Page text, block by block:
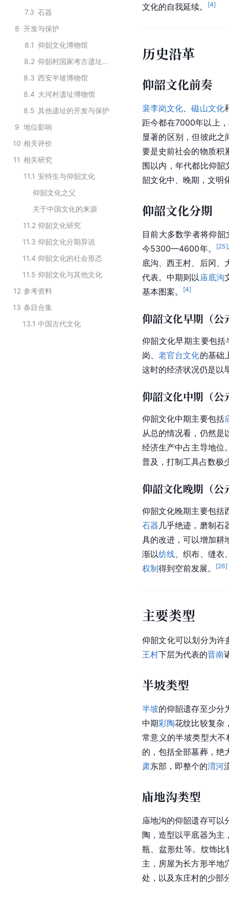
7.3 石器
8 开发与保护
8.1 仰韶文化博物馆
8.2
仰韶村国家考古遗址公园
8.3 西安半坡博物馆
8.4 大河村遗址博物馆
8.5 其他遗址的开发与保护
9 地位影响
10 相关评价
11 相关研究
11.1 安特生与仰韶文化
仰韶文化之父
关于中国文化的来源
11.2 仰韶文化研究
11.3 仰韶文化分期异说
11.4 仰韶文化的社会形态
11.5 仰韶文化与其他文化
12 参考资料
13 条目合集
13.1 中国古代文化
文化的自我延续。
[4]
历史沿革
仰韶文化前奏
裴李岗文化 、磁山文化
距今都在7000年以上
显著的区别，但彼此
要是史前社会的物质积
围以内，年代都比仰
韶文化中、晚期，文明
仰韶文化分期
目前大多数学者将仰
今5300—4600年。
[25]
底沟、西王村、后冈、
代表。中期则以 庙底沟
基本图案。
[4]
仰韶文化早期（
仰韶文化早期主要包
岗、老官台文化的基础
这时的经济状况仍是以
仰韶文化中期（
仰韶文化中期主要包括
从总的情况看，仍然是
经济生产中占主导地位
普及，打制工具占数极
仰韶文化晚期（
仰韶文化晚期主要包括
石器 几乎绝迹，磨制石
具的改进，可以增加耕
渐以纺线 、织布、缝
权制得到空前发展。 [26]
主要类型
仰韶文化可以划分为许
王村下层为代表的晋南
半坡类型
半坡的仰韶遗存至少分
中期彩陶花纹比较复杂
常意义的半坡类型大不
的，包括全部墓葬，绝
肃东部，即整个的渭河
庙地沟类型
庙地沟的仰韶遗存可以
陶，造型以平底器为主
瓶、盆形灶等。 纹饰比
主，房屋为长方形半地
处，以及 东庄村的少部